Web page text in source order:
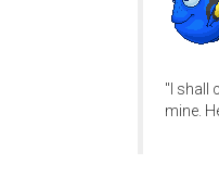
"I shall
mine.